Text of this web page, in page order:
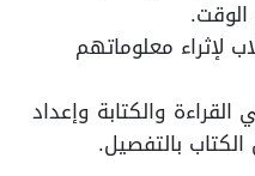
لإثراء معلوماتهم
والكتابة وإعداد
بالتفصيل.